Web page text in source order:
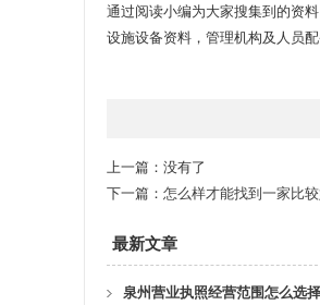
通过阅读小编为大家搜集到的资
设施设备资料，管理机构及人员
上一篇：没有了
下一篇： 怎么样才能找到一家比
最新文章
泉州营业执照经营范围怎么选择